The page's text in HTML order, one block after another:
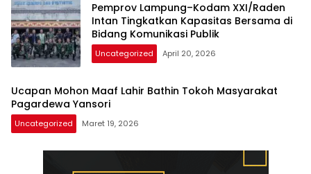
Pemprov Lampung–Kodam XXI/Raden
Intan Tingkatkan Kapasitas Bersama di
Bidang Komunikasi Publik
Uncategorized April 20, 2026
Ucapan Mohon Maaf Lahir Bathin Tokoh Masyarakat
Pagardewa Yansori
Uncategorized Maret 19, 2026